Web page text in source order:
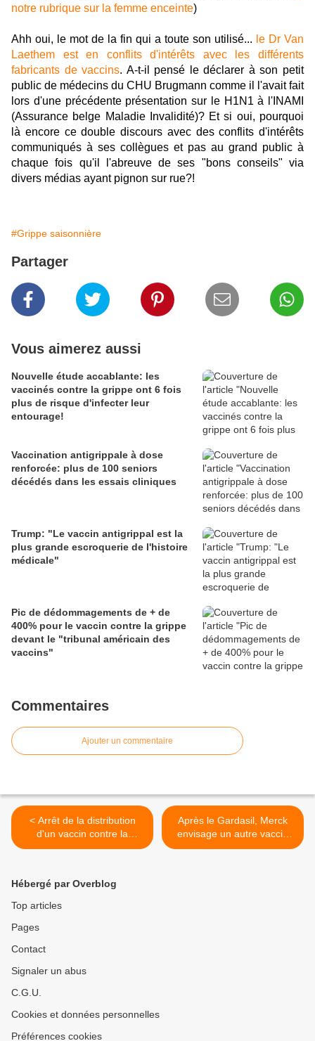
notre rubrique sur la femme enceinte)
Ahh oui, le mot de la fin qui a toute son utilisé... le Dr Van
Laethem est en conflits d'intérêts avec les différents
fabricants de vaccins. A-t-il pensé le déclarer à son petit
public de médecins du CHU Brugmann comme il l'avait fait
lors d'une précédente présentation sur le H1N1 à l'INAMI
(Assurance belge Maladie Invalidité)? Et si oui, pourquoi
là encore ce double discours avec des conflits d'intérêts
communiqués à ses collègues et pas au grand public à
chaque fois qu'il l'abreuve de ses "bons conseils" via
divers médias ayant pignon sur rue?!
#Grippe saisonnière
Partager
Vous aimerez aussi
Nouvelle étude accablante: les
vaccinés contre la grippe ont 6 fois
plus de risque d'infecter leur
entourage!
Vaccination antigrippale à dose
renforcée: plus de 100 seniors
décédés dans les essais cliniques
Trump: "Le vaccin antigrippal est la
plus grande escroquerie de l'histoire
médicale"
Pic de dédommagements de + de
400% pour le vaccin contre la grippe
devant le "tribunal américain des
vaccins"
Commentaires
Ajouter un commentaire
< Arrêt de la distribution
d'un vaccin contre la
typhoïde après une
Après le Gardasil, Merck
envisage un autre vaccin
anti-HPV >
Hébergé par Overblog
Top articles
Pages
Contact
Signaler un abus
C.G.U.
Cookies et données personnelles
Préférences cookies